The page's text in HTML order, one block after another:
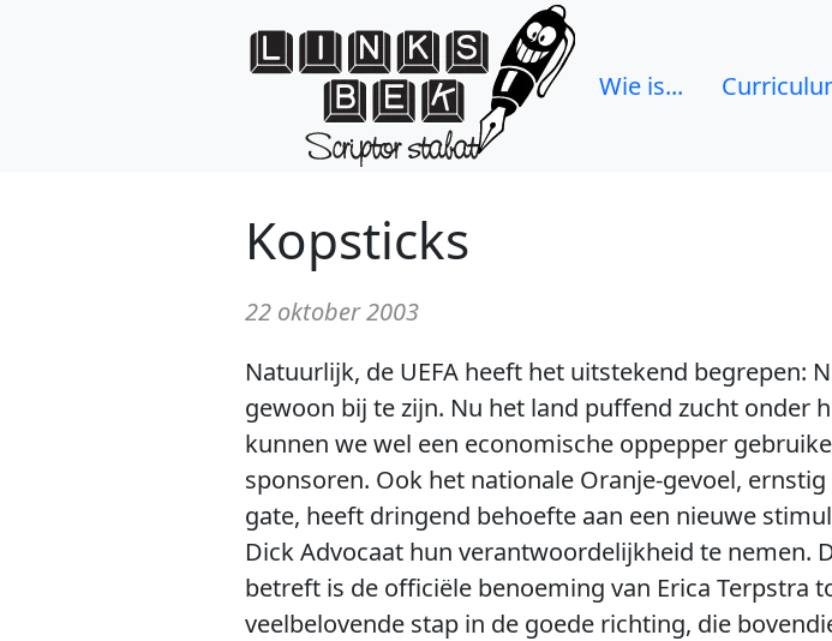
Wie is...
Kopsticks
22 oktober 2003
Natuurlijk, de UEFA heeft het uitstekend begrepen:
gewoon bij te zijn. Nu het land puffend zucht onder
kunnen we wel een economische oppepper
sponsoren. Ook het nationale Oranje-gevoel,
gate, heeft dringend behoefte aan een nieuwe
Dick Advocaat hun verantwoordelijkheid te nemen.
betreft is de officiële benoeming van Erica Terpstra
veelbelovende stap in de goede richting, die